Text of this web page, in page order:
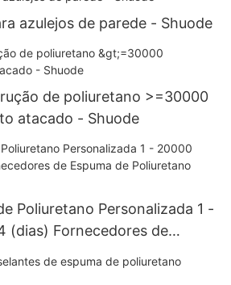
azulejos de parede - Shuode
de poliuretano >=30000
atacado - Shuode
Poliuretano Personalizada 1 -
(dias) Fornecedores de
Personalizada